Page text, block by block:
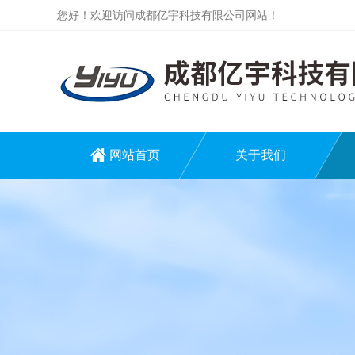
您好！欢迎访问成都亿宇科技有限公司网站！
网站首页 关于我们